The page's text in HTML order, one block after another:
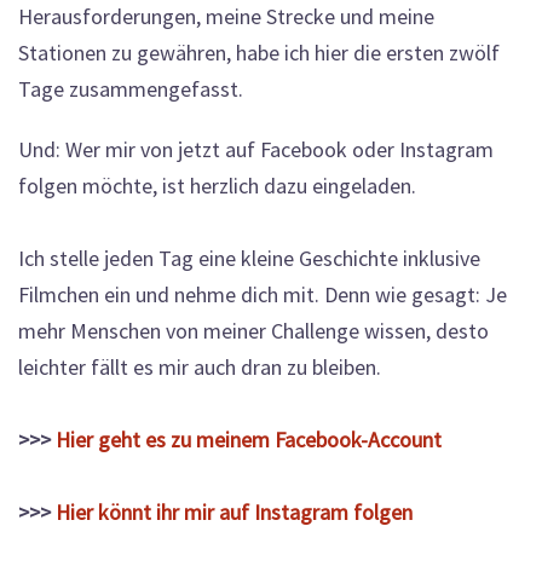
Herausforderungen, meine Strecke und meine
Stationen zu gewähren, habe ich hier die ersten zwölf
Tage zusammengefasst.
Und: Wer mir von jetzt auf Facebook oder Instagram
folgen möchte, ist herzlich dazu eingeladen.
Ich stelle jeden Tag eine kleine Geschichte inklusive
Filmchen ein und nehme dich mit. Denn wie gesagt: Je
mehr Menschen von meiner Challenge wissen, desto
leichter fällt es mir auch dran zu bleiben.
>>> Hier geht es zu meinem Facebook-Account
>>> Hier könnt ihr mir auf Instagram folgen